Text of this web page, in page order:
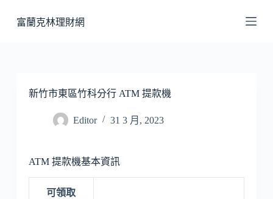
至
富蘭克林理財網
新竹市東區竹科分行 ATM 提款機
Editor 31 3 月, 2023
ATM 提款機基本資訊
可領取